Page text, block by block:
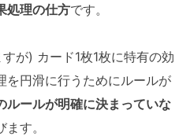
処理の仕方です。
が) カード1枚1枚に特有の効
を円滑に行うためにルールが
ルールが明確に決まっていな
ます。